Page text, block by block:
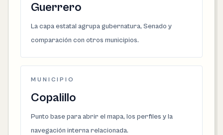
Guerrero
La capa estatal agrupa gubernatura, Senado y
comparación con otros municipios.
MUNICIPIO
Copalillo
Punto base para abrir el mapa, los perfiles y la
navegación interna relacionada.